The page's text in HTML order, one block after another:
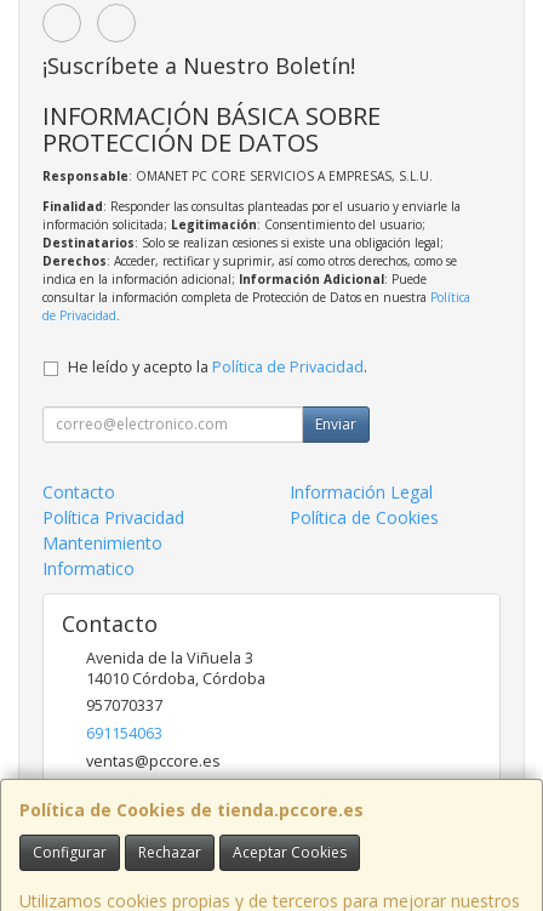
Política de Cookies de tienda.pccore.es
Configurar Rechazar Aceptar Cookies
Utilizamos cookies propias y de terceros para mejorar nuestros
¡Suscríbete a Nuestro Boletín!
INFORMACIÓN BÁSICA SOBRE
PROTECCIÓN DE DATOS
Responsable: OMANET PC CORE SERVICIOS A EMPRESAS, S.L.U.
Finalidad: Responder las consultas planteadas por el usuario y enviarle la
información solicitada; Legitimación: Consentimiento del usuario;
Destinatarios: Solo se realizan cesiones si existe una obligación legal;
Derechos: Acceder, rectificar y suprimir, así como otros derechos, como se
indica en la información adicional; Información Adicional: Puede
consultar la información completa de Protección de Datos en nuestra Política
de Privacidad
He leído y acepto la Política de Privacidad.
Enviar
Contacto
Información Legal
Política Privacidad
Política de Cookies
Mantenimiento
Informatico
Contacto
Avenida de la Viñuela 3
14010 Córdoba, Córdoba
957070337
691154063
ventas@pccore.es
Horario
10-13:30